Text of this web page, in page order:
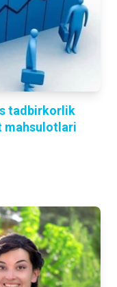
tadbirkorlik
mahsulotlari